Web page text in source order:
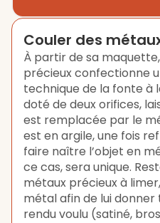
Couler des
À partir de sa
précieux confectionne
technique de la fonte à
doté de deux orifices,
est remplacée par le
est en argile, une fois
faire naître l’objet en
ce cas, sera unique.
métaux précieux à
métal afin de lui
rendu voulu (satiné,